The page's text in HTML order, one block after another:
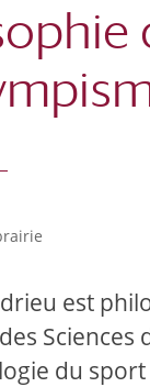
est
du sport